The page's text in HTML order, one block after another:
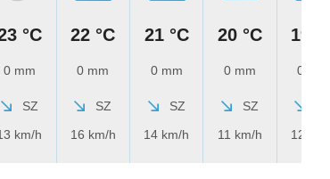
°C
0 mm
SZ
km/h
22 °C
0 mm
SZ
16 km/h
21 °C
0 mm
SZ
14 km/h
20 °C
0 mm
SZ
11 km/h
19 °C
0 mm
12 km/h